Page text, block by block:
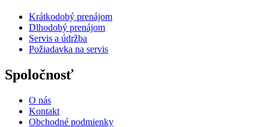
Krátkodobý prenájom
Dlhodobý prenájom
Servis a údržba
Požiadavka na servis
Spoločnosť
O nás
Kontakt
Obchodné podmienky